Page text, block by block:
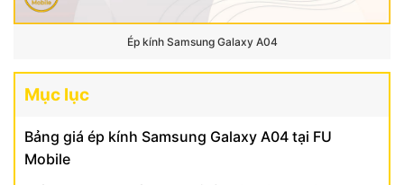
Ép kính Samsung Galaxy A04
Mục lục
Bảng giá ép kính Samsung Galaxy A04 tại FU
Mobile